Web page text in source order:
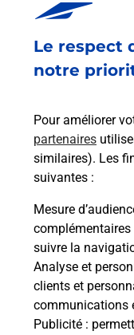
Le respect
notre
Pour améliorer
partenaires
similaires). Les
suivantes :
Mesure
complémentaires
suivre la
Analyse et
clients et
communications
Publicité :
Acheter un
Vous recherchez
de chez vous ?
téléphones
Poste à
En savoir plus